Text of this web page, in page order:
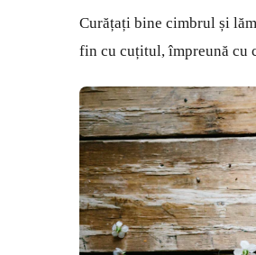
Curățați bine cimbrul și
fin cu cuțitul, împreună cu